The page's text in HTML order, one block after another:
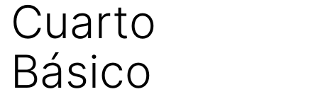
Cuarto
Básico